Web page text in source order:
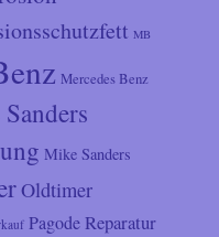
MB
Mercedes Benz
Mike Sanders
Oldtimer
PagodeReparatur